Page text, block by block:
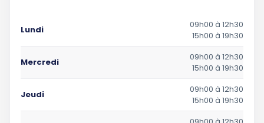
Lundi
09h00 à 12h30
15h00 à 19h30
Mercredi
09h00 à 12h30
15h00 à 19h30
Jeudi
09h00 à 12h30
15h00 à 19h30